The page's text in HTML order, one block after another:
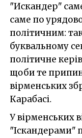
"Искандер"
саме по
політичним:
буквальному
політичне
щоби те
вірменських
Карабасі.
У вірменських
"Іскандерами"